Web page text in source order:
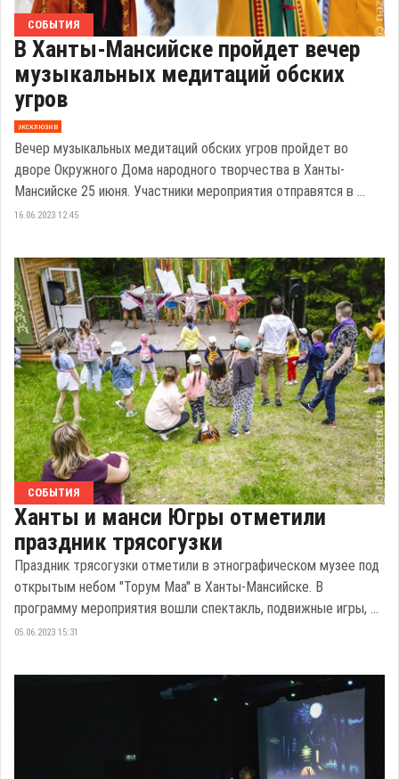
СОБЫТИЯ
В Ханты-Мансийске пройдет вечер
музыкальных медитаций обских
угров
эксклюзив
Вечер музыкальных медитаций обских угров пройдет во
дворе Окружного Дома народного творчества в Ханты-
Мансийске 25 июня. Участники мероприятия отправятся в ...
16.06.2023 12:45
СОБЫТИЯ
Ханты и манси Югры отметили
праздник трясогузки
Праздник трясогузки отметили в этнографическом музее под
открытым небом "Торум Маа" в Ханты-Мансийске. В
программу мероприятия вошли спектакль, подвижные игры, ...
05.06.2023 15:31